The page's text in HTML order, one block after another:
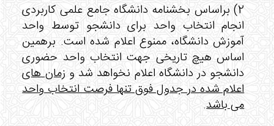
2) براساس بخشنامه دانشگاه جامع علمی کاربردی
انجام انتخاب واحد برای دانشجو توسط واحد
آموزش دانشگاه، ممنوع اعلام شده است. برهمین
اساس هیچ تاریخی جهت انتخاب واحد حضوری
دانشجو در دانشگاه اعلام نخواهد شد و زمان های
اعلام شده در جدول فوق تنها فرصت انتخاب واحد
می باشد.